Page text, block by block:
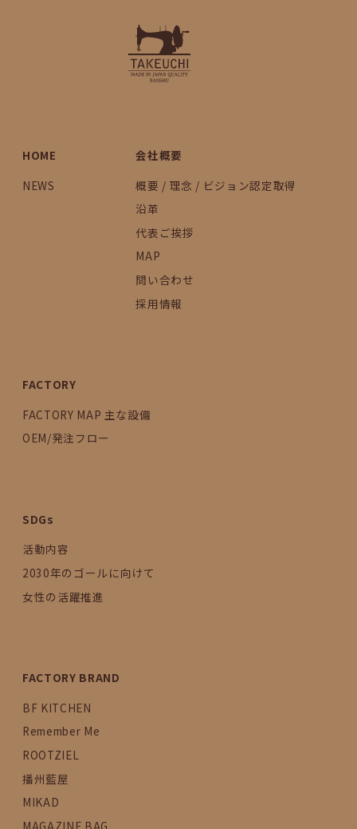
HOME
NEWS
会社概要
概要 / 理念 / ビジョン認定取得
沿革
代表ご挨拶
MAP
問い合わせ
採用情報
FACTORY
FACTORY MAP 主な設備
OEM/発注フロー
SDGs
活動内容
2030年のゴールに向けて
女性の活躍推進
FACTORY BRAND
BF KITCHEN
Remember Me
ROOTZIEL
播州藍屋
MIKAD
MAGAZINE BAG